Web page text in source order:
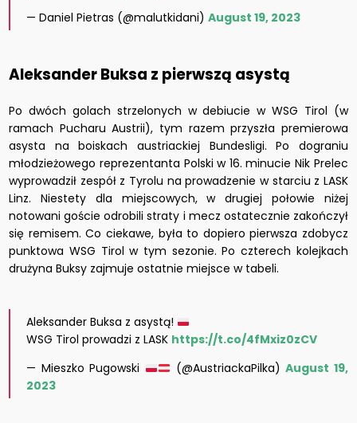
— Daniel Pietras (@malutkidani)August 19, 2023
Aleksander Buksa z pierwszą asystą
Po dwóch golach strzelonych w debiucie w WSG Tirol (w
ramach Pucharu Austrii), tym razem przyszła premierowa
asysta na boiskach austriackiej Bundesligi. Po dograniu
młodzieżowego reprezentanta Polski w 16. minucie Nik Prelec
wyprowadził zespół z Tyrolu na prowadzenie w starciu z LASK
Linz. Niestety dla miejscowych, w drugiej połowie niżej
notowani goście odrobili straty i mecz ostatecznie zakończył
się remisem. Co ciekawe, była to dopiero pierwsza zdobycz
punktowa WSG Tirol w tym sezonie. Po czterech kolejkach
drużyna Buksy zajmuje ostatnie miejsce w tabeli.
Aleksander Buksa z asystą!
WSG Tirol prowadzi z LASK https://t.co/4fMxiz0zCV
— Mieszko Pugowski
(@AustriackaPilka)August 19,
2023